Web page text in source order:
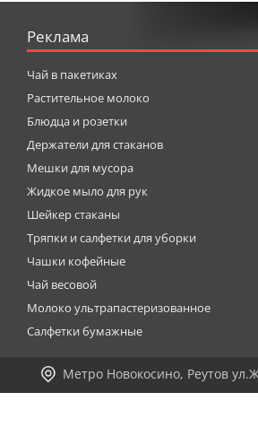
Реклама
Чай в пакетиках
Растительное молоко
Блюдца и розетки
Держатели для стаканов
Мешки для мусора
Жидкое мыло для рук
Шейкер стаканы
Тряпки и салфетки для уборки
Чашки кофейные
Чай весовой
Молоко ультрапастеризованное
Салфетки бумажные
Метро Новокосино, Реутов